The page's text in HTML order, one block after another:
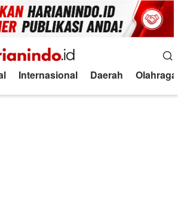
Internasional Daerah Olahraga